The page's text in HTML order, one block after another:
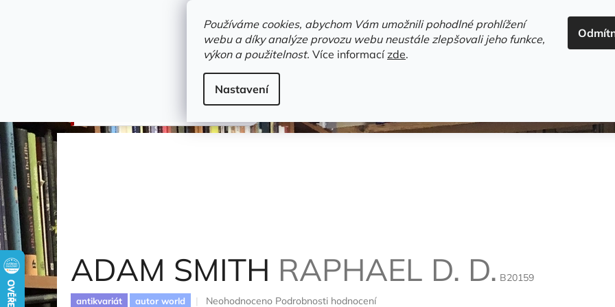
Používáme cookies, abychom Vám umožnili pohodlné prohlížení
webu a díky analýze provozu webu neustále zlepšovali jeho funkce,
výkon a použitelnost. Více informacízde.
Nastavení
HLEDAT
Novinky Trvalky a bestsellery
filosofie a společenské vědy
Raphael D. D.
ADAM SMITH RAPHAEL D. D. B20159
antikvariát autor world
Průměrné
Neohodnoceno Podrobnosti hodnocení